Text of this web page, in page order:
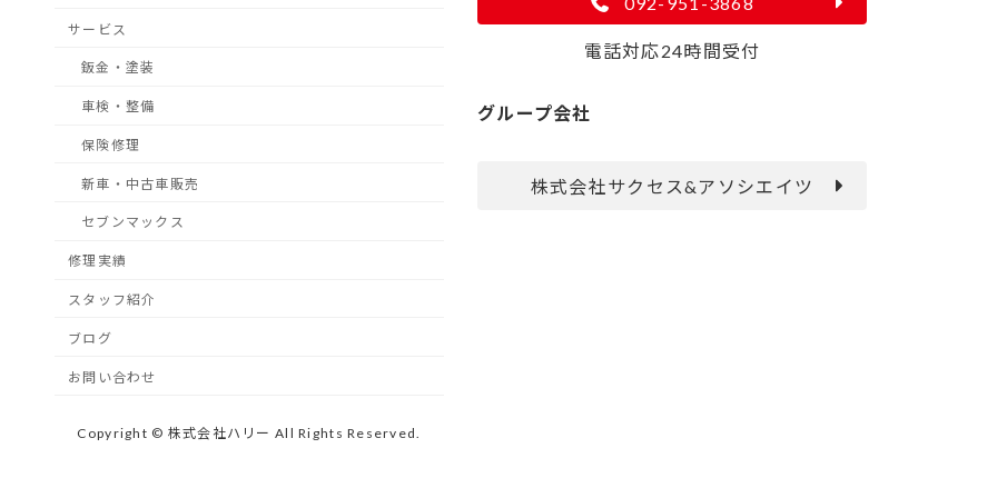
サービス
鈑金・塗装
車検・整備
保険修理
新車・中古車販売
セブンマックス
修理実績
スタッフ紹介
ブログ
お問い合わせ
電話対応24時間受付
グループ会社
株式会社サクセス&アソシエイツ
Copyright © 株式会社ハリー All Rights Reserved.